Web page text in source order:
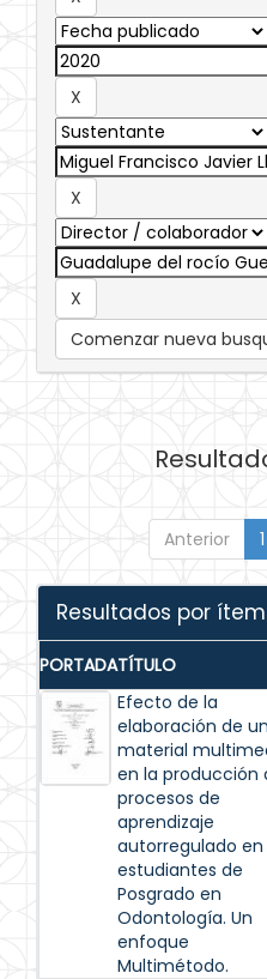
Comenzar nueva
Anterior 1
Resultados por
PORTADATÍTULO
Efecto de la
elaboración de un
material
en la producción
procesos de
aprendizaje
autorregulado en
estudiantes de
Posgrado en
Odontología. Un
enfoque
Multimétodo.